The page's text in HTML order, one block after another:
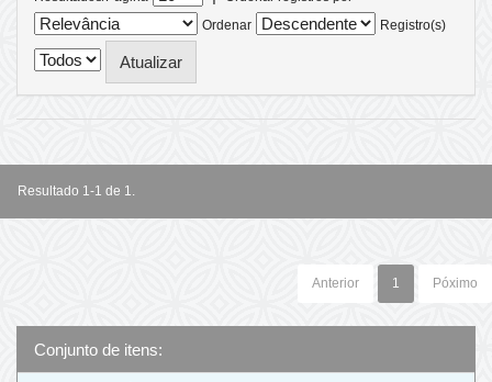
Ordenar
Registro(s)
Resultado 1-1 de 1.
Anterior 1 Póximo
Conjunto de itens: